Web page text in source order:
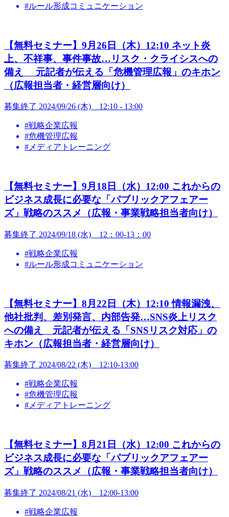
#ルール形成コミュニケーション
【無料セミナー】9月26日（木）12:10 ネット炎
上、不祥事、事件事故…リスク・クライシスへの
備え 元記者が伝える「危機管理広報」のキホン
（広報担当者・経営層向け）
募集終了 2024/09/26 (木) 12:10 - 13:00
#戦略企業広報
#危機管理広報
#メディアトレーニング
【無料セミナー】9月18日（水）12:00 これからの
ビジネス成長に必要な「パブリックアフェアー
ズ」戦略のススメ（広報・事業戦略担当者向け）
募集終了 2024/09/18 (水) 12：00-13：00
#戦略企業広報
#ルール形成コミュニケーション
【無料セミナー】8月22日（木）12:10 情報漏洩、
他社批判、差別発言、内部告発…SNS炎上リスク
への備え 元記者が伝える「SNSリスク対応」の
キホン（広報担当者・経営層向け）
募集終了 2024/08/22 (木) 12:10-13:00
#戦略企業広報
#危機管理広報
#メディアトレーニング
【無料セミナー】8月21日（水）12:00 これからの
ビジネス成長に必要な「パブリックアフェアー
ズ」戦略のススメ（広報・事業戦略担当者向け）
募集終了 2024/08/21 (水) 12:00-13:00
#戦略企業広報